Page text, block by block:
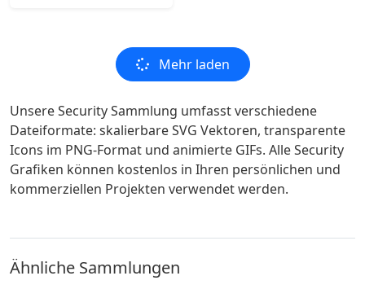
Mehr laden
Unsere Security Sammlung umfasst verschiedene
Dateiformate: skalierbare SVG Vektoren, transparente
Icons im PNG-Format und animierte GIFs. Alle Security
Grafiken können kostenlos in Ihren persönlichen und
kommerziellen Projekten verwendet werden.
Ähnliche Sammlungen